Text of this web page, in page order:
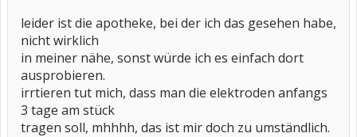
leider ist die apotheke, bei der ich das gesehen habe,
nicht wirklich
in meiner nähe, sonst würde ich es einfach dort
ausprobieren.
irrtieren tut mich, dass man die elektroden anfangs
3 tage am stück
tragen soll, mhhhh, das ist mir doch zu umständlich.